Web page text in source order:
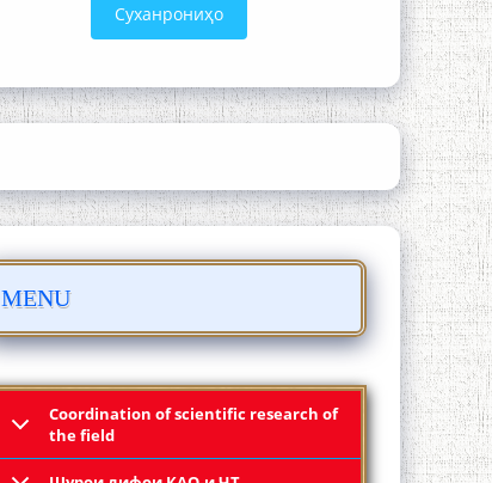
Суханрониҳо
MENU
Coordination of scientific research of
the field
Сайре дар Осорхона Муҳаммадҷон